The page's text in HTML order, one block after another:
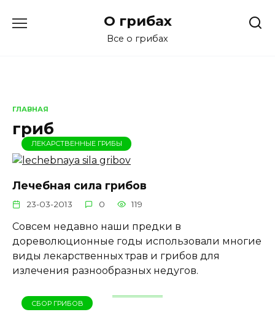
О грибах
Все о грибах
ГЛАВНАЯ
гриб
ЛЕКАРСТВЕННЫЕ ГРИБЫ
Лечебная сила грибов
23-03-2013 0 119
Совсем недавно наши предки в
дореволюционные годы использовали многие
виды лекарственных трав и грибов для
излечения разнообразных недугов.
СБОР ГРИБОВ